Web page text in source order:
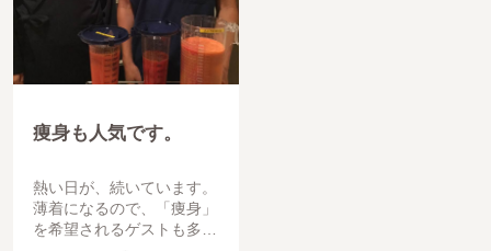
痩身も人気です。
熱い日が、続いています。
薄着になるので、「痩身」
を希望されるゲストも多い